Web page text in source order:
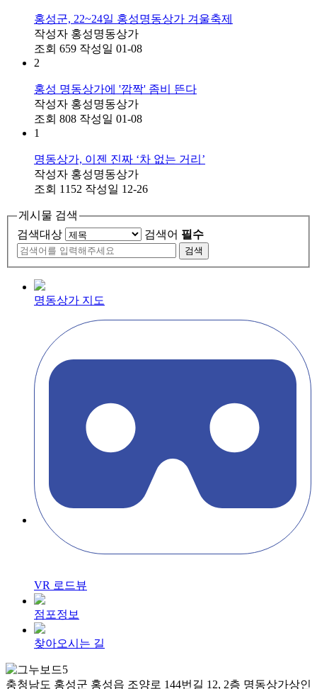
홍성군, 22~24일 홍성명동상가 겨울축제
작성자 홍성명동상가
조회 659 작성일 01-08
2
홍성 명동상가에 '깜짝' 좀비 뜬다
작성자 홍성명동상가
조회 808 작성일 01-08
1
명동상가, 이젠 진짜 ‘차 없는 거리’
작성자 홍성명동상가
조회 1152 작성일 12-26
게시물 검색
검색대상
검색어 필수
명동상가 지도
VR 로드뷰
점포정보
찾아오시는 길
충청남도 홍성군 홍성읍 조양로 144번길 12, 2층 명동상가상인